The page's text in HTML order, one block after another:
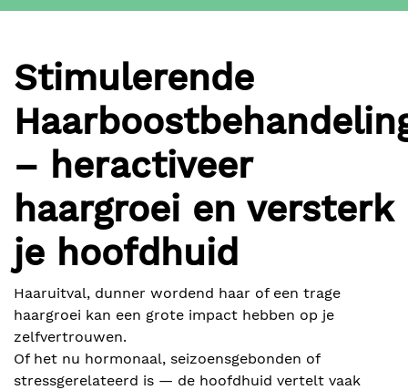
Blog
Lichaamsbehandelingen
Over ons
Contact
BOEK ONLINE
Stimulerende
– heractiveer
haargroei en versterk
je hoofdhuid
Haaruitval, dunner wordend haar of een trage
haargroei kan een grote impact hebben op je
zelfvertrouwen.
Of het nu hormonaal, seizoensgebonden of
stressgerelateerd is — de hoofdhuid vertelt vaak